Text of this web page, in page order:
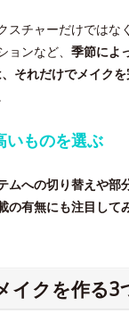
スチャーだけでは
ンなど、 季節によ
それだけでメイク
いものを選ぶ
ムへの切り替えや部
の有無にも注目して
イクを作る3